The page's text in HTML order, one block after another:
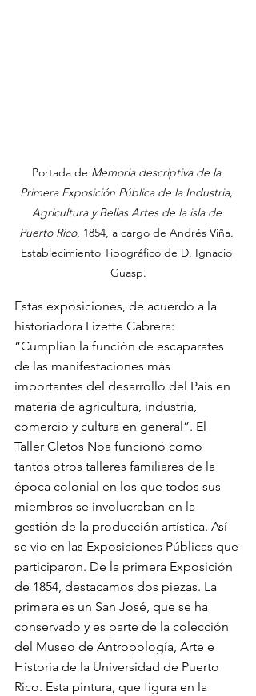
Portada de Memoria descriptiva de la
Primera Exposición Pública de la Industria,
Agricultura y Bellas Artes de la isla de
Puerto Rico, 1854, a cargo de Andrés Viña.
Establecimiento Tipográfico de D. Ignacio
Guasp.
Estas exposiciones, de acuerdo a la
historiadora Lizette Cabrera:
“Cumplían la función de escaparates
de las manifestaciones más
importantes del desarrollo del País en
materia de agricultura, industria,
comercio y cultura en general”. El
Taller Cletos Noa funcionó como
tantos otros talleres familiares de la
época colonial en los que todos sus
miembros se involucraban en la
gestión de la producción artística. Así
se vio en las Exposiciones Públicas que
participaron. De la primera Exposición
de 1854, destacamos dos piezas. La
primera es un San José, que se ha
conservado y es parte de la colección
del Museo de Antropología, Arte e
Historia de la Universidad de Puerto
Rico. Esta pintura, que figura en la